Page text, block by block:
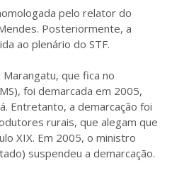
pelo relator do
Posteriormente, a
ao plenário do STF.
que fica no
foi demarcada em 2005,
Entretanto, a demarcação foi
rurais, que alegam que
XIX. Em 2005, o ministro
suspendeu a demarcação.